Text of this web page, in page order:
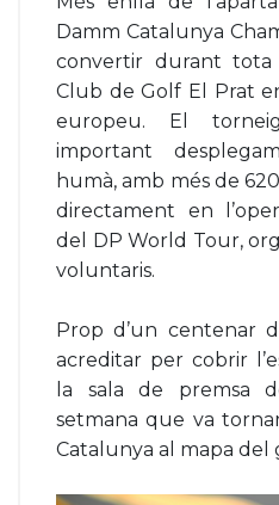
Damm Catalunya
convertir durant tota
Club de Golf El Prat
europeu. El
important
humà, amb més de
directament en
del DP World Tour,
voluntaris.
Prop d’un centenar
acreditar per cobrir
la sala de premsa
setmana que va
Catalunya al mapa del